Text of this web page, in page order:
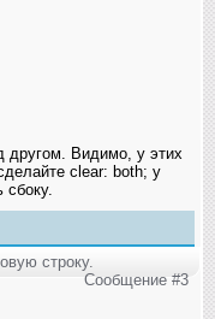
другом. Видимо, у этих
clear: both; у
строку.
Сообщение #3